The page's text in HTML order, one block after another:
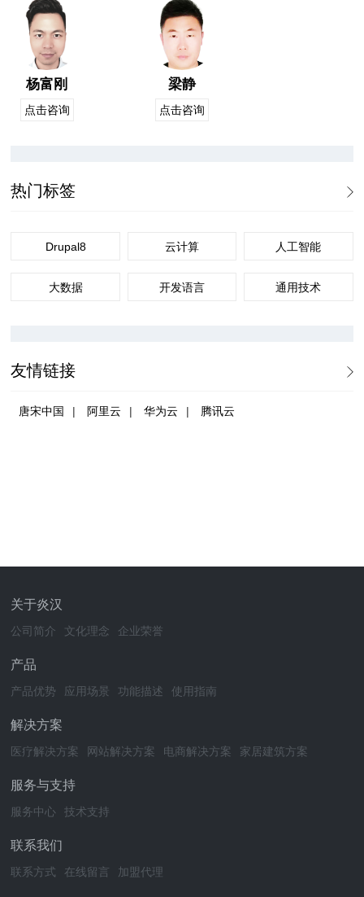
杨富刚
点击咨询
梁静
点击咨询
热门标签
Drupal8 云计算 人工智能
大数据 开发语言 通用技术
友情链接
唐宋中国 | 阿里云 | 华为云 | 腾讯云
关于炎汉
公司简介 文化理念 企业荣誉
产品
产品优势 应用场景 功能描述 使用指南
解决方案
医疗解决方案 网站解决方案 电商解决方案 家居建筑方案
服务与支持
服务中心 技术支持
联系我们
联系方式 在线留言 加盟代理